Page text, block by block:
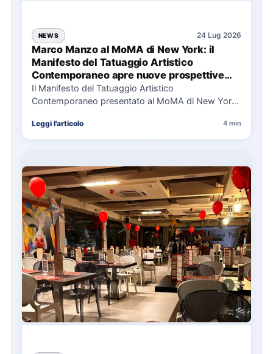
NEWS 24 Lug 2026
Marco Manzo al MoMA di New York: il
Manifesto del Tatuaggio Artistico
Contemporaneo apre nuove prospettive
per il collezionismo
Il Manifesto del Tatuaggio Artistico
Contemporaneo presentato al MoMA di New York
Leggi l'articolo 4 min